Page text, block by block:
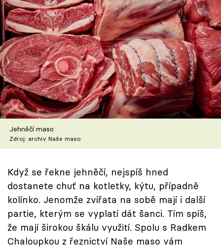
Články
TV Program
Škola vaření
Recepty z TV
Speciál: Cuketa
Těhotnej kuchař
Přihlášení
Sledujte nás
Jehněčí maso
Zdroj: archiv Naše maso
Když se řekne jehněčí, nejspíš hned
dostanete chuť na kotletky, kýtu, případně
kolínko. Jenomže zvířata na sobě mají i další
partie, kterým se vyplatí dát šanci. Tím spíš,
že mají širokou škálu využití. Spolu s Radkem
Chaloupkou z řeznictví Naše maso vám